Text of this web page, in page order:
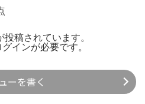
稿されています。
グインが必要です。
ーを書く